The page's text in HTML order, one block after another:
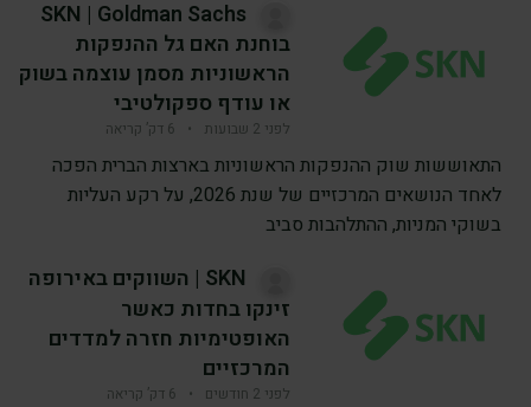
SKN | Goldman Sachs
בוחנת האם גל ההנפקות
הראשוניות מסמן עוצמה בשוק
או עודף ספקולטיבי
לפני 2 שבועות • 6 דק’ קריאה
התאוששות שוק ההנפקות הראשוניות בארצות הברית הפכה
לאחד הנושאים המרכזיים של שנת 2026, על רקע העליות
בשוקי המניות, ההתלהבות סביב
SKN | השווקים באירופה
זינקו בחדות כאשר
האופטימיות חזרה למדדים
המרכזיים
לפני 2 חודשים • 6 דק’ קריאה